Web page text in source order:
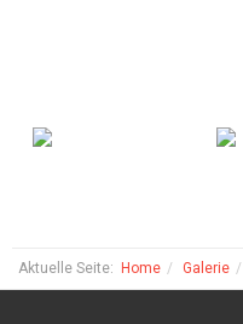
Aktuelle Seite: Home Galerie